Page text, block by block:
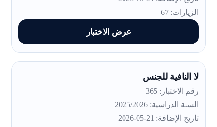
الزيارات: 67
عرض الاختبار
لا النافية للجنس
رقم الاختبار: 365
السنة الدراسية: 2025/2026
تاريخ الإضافة: 21-05-2026